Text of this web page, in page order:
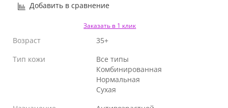
Добавить в сравнение
Заказать в 1 клик
Возраст
35+
Тип кожи
Все типы
Комбинированная
Нормальная
Сухая